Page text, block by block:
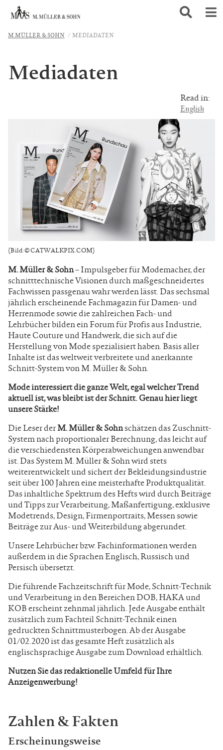
M.MÜLLER & SOHN MEDIADATEN
Mediadaten
Read in:
English
(Bild: © CATWALKPIX.COM)
M. Müller & Sohn– Impulsgeber für Modemacher, der
schnitttechnische Visionen durch maßgeschneidertes
Fachwissen passgenau wahr werden lässt. Das sechsmal
jährlich erscheinende Fachmagazin für Damen- und
Herrenmode sowie die zahlreichen Fach- und
Lehrbücher bilden ein Forum für Profis aus Industrie,
Haute Couture und Handwerk, die sich auf die
Herstellung von Mode spezialisiert haben. Basis aller
Inhalte ist das weltweit verbreitete und anerkannte
Schnitt-System vonM. Müller & Sohn.
Mode interessiert die ganze Welt, egal welcher Trend
aktuell ist, was bleibt ist der Schnitt. Genau hier liegt
unsere Stärke!
Die Leser derM. Müller & Sohnschätzen das Zuschnitt-
Systemnach proportionaler Berechnung, das leichtauf
die verschiedensten Körperabweichungen anwendbar
ist. Das System M. Müller & Sohn wird stets
weiterentwickelt und sichert der Bekleidungsindustrie
seit über 100 Jahren eine meisterhafte Produktqualität.
Das inhaltliche Spektrum des Hefts wird durch Beiträge
und Tipps zur Verarbeitung, Maßanfertigung, exklusive
Modetrends, Design, Firmenportraits, Messen sowie
Beiträge zur Aus- und Weiterbildung abgerundet.
Unsere Lehrbücher bzw. Fachinformationen werden
außerdem in die Sprachen Englisch, Russisch und
Persisch übersetzt.
Die führende Fachzeitschrift für Mode, Schnitt-Technik
und Verarbeitung in den Bereichen DOB, HAKA und
KOB erscheint zehnmal jährlich. Jede Ausgabe enthält
zusätzlich zum Fachteil Schnitt-Technik einen
gedruckten Schnittmusterbogen. Ab der Ausgabe
01/02.2020 ist das gesamte Heft zusätzlich als
englischsprachige Ausgabe zum Download erhältlich.
Nutzen Sie das redaktionelle Umfeld für Ihre
Anzeigenwerbung!
Zahlen & Fakten
Erscheinungsweise